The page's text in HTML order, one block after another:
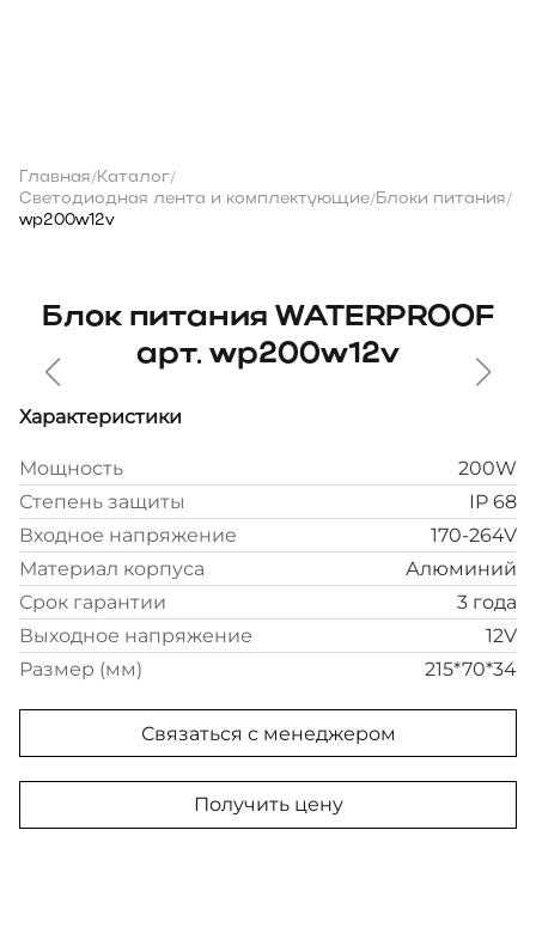
Главная/Каталог/
Светодиодная лента и комплектующие/Блоки питания/
wp200w12v
Блок питания WATERPROOF
арт. wp200w12v
Характеристики
Мощность
200W
Степень защиты
IP 68
Входное напряжение
170-264V
Материал корпуса
Алюминий
Срок гарантии
3 года
Выходное напряжение
12V
Размер (мм)
215*70*34
Связаться с менеджером
Получить цену